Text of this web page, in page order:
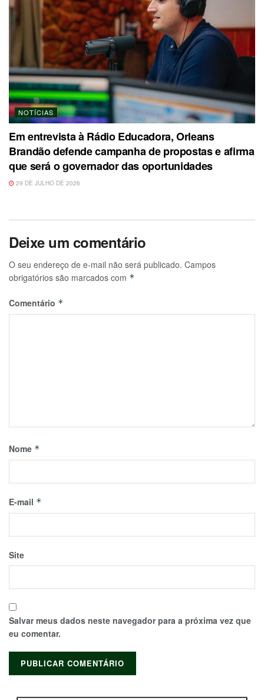
NOTÍCIAS
Em entrevista à Rádio Educadora, Orleans
Brandão defende campanha de propostas e afirma
que será o governador das oportunidades
29 DE JULHO DE 2026
Deixe um comentário
O seu endereço de e-mail não será publicado. Campos
obrigatórios são marcados com *
Comentário *
Nome *
E-mail *
Site
Salvar meus dados neste navegador para a próxima vez que
eu comentar.